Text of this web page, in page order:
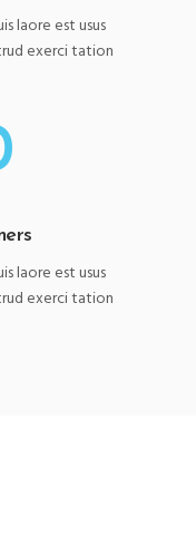
laore est usus
exerci tation
laore est usus
exerci tation